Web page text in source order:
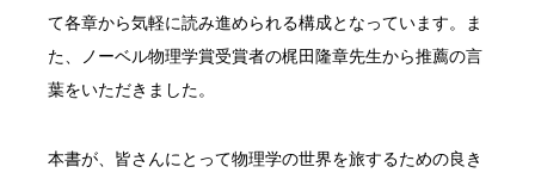
て各章から気軽に読み進められる構成となっています。ま
た、ノーベル物理学賞受賞者の梶田隆章先生から推薦の言
葉をいただきました。
本書が、皆さんにとって物理学の世界を旅するための良き